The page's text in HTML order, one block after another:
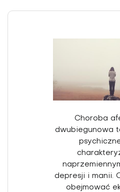
Choroba
dwubiegunowa
depresji i manii.
obejmować